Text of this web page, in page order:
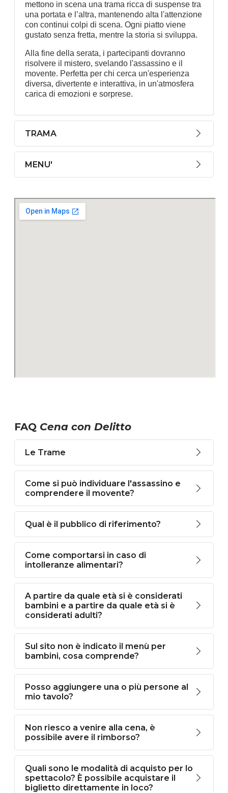
mettono in scena una trama ricca di suspense tra
una portata e l’altra, mantenendo alta l'attenzione
con continui colpi di scena. Ogni piatto viene
gustato senza fretta, mentre la storia si sviluppa.
Alla fine della serata, i partecipanti dovranno
risolvere il mistero, svelando l'assassino e il
movente. Perfetta per chi cerca un'esperienza
diversa, divertente e interattiva, in un'atmosfera
carica di emozioni e sorprese.
TRAMA
MENU'
FAQ Cena con Delitto
Le Trame
Come si può individuare l'assassino e
comprendere il movente?
Qual è il pubblico di riferimento?
Come comportarsi in caso di
intolleranze alimentari?
A partire da quale età si è considerati
bambini e a partire da quale età si è
considerati adulti?
Sul sito non è indicato il menù per
bambini, cosa comprende?
Posso aggiungere una o più persone al
mio tavolo?
Non riesco a venire alla cena, è
possibile avere il rimborso?
Quali sono le modalità di acquisto per lo
spettacolo? È possibile acquistare il
biglietto direttamente in loco?